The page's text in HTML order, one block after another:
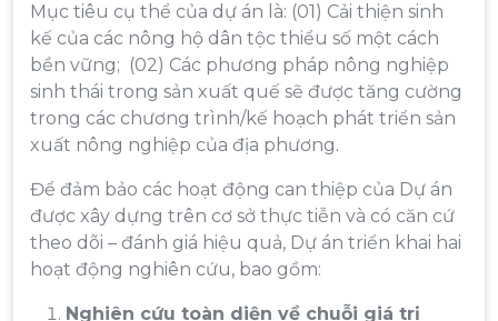
Mục tiêu cụ thể của dự án là: (01) Cải thiện sinh
kế của các nông hộ dân tộc thiểu số một cách
bền vững; (02) Các phương pháp nông nghiệp
sinh thái trong sản xuất quế sẽ được tăng cường
trong các chương trình/kế hoạch phát triển sản
xuất nông nghiệp của địa phương.
Để đảm bảo các hoạt động can thiệp của Dự án
được xây dựng trên cơ sở thực tiễn và có căn cứ
theo dõi – đánh giá hiệu quả, Dự án triển khai hai
hoạt động nghiên cứu, bao gồm:
Nghiên cứu toàn diện về chuỗi giá trị